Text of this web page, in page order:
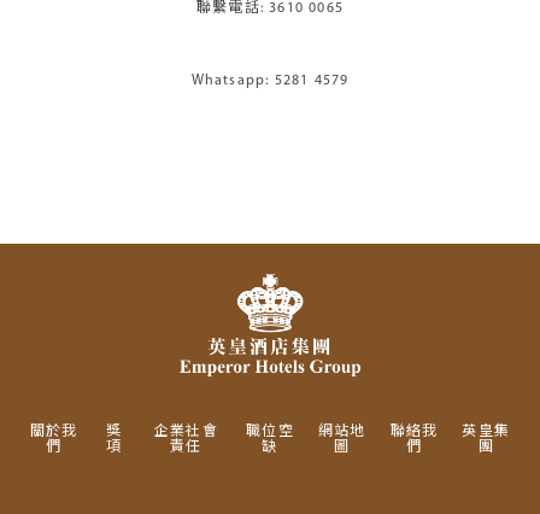
聯繫電話: 3610 0065
Whatsapp: 5281 4579
關於我
們
獎
項
企業社會
責任
職位空
缺
網站地
圖
聯絡我
們
英皇集
團